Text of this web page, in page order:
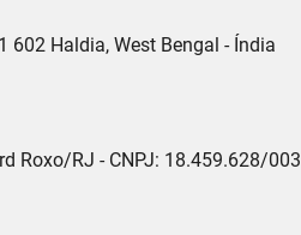
Haldia, West Bengal - Índia
Roxo/RJ - CNPJ: 18.459.628/